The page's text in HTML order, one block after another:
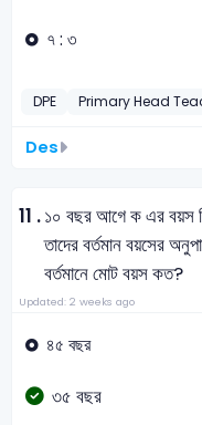
৭ : ৩
DPE Primary Head
Des
11 .১০ বছর আগে ক এর বয়স
তাদের বর্তমান বয়সের
বর্তমানে মোট বয়স কত?
Updated: 2 weeks ago
৪৫ বছর
৩৫ বছর